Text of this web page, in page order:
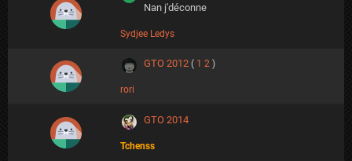
Nan j'déconne
Sydjee Ledys
GTO 2012 ( 1 2 )
rori
GTO 2014
Tchenss